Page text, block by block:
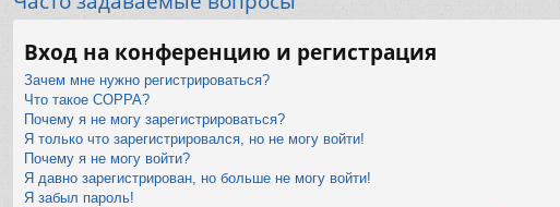
и
Вход на конференцию и регистрация
Зачем мне нужно регистрироваться?
Что такое COPPA?
Почему я не могу зарегистрироваться?
Я только что зарегистрировался, но не могу войти!
Почему я не могу войти?
Я давно зарегистрирован, но больше не могу войти!
Я забыл пароль!